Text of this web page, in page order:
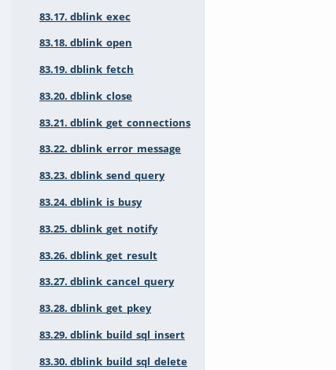
83.17. dblink_exec
83.18. dblink_open
83.19. dblink_fetch
83.20. dblink_close
83.21. dblink_get_connections
83.22. dblink_error_message
83.23. dblink_send_query
83.24. dblink_is_busy
83.25. dblink_get_notify
83.26. dblink_get_result
83.27. dblink_cancel_query
83.28. dblink_get_pkey
83.29. dblink_build_sql_insert
83.30. dblink_build_sql_delete